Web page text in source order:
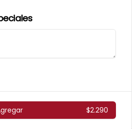
$2.290